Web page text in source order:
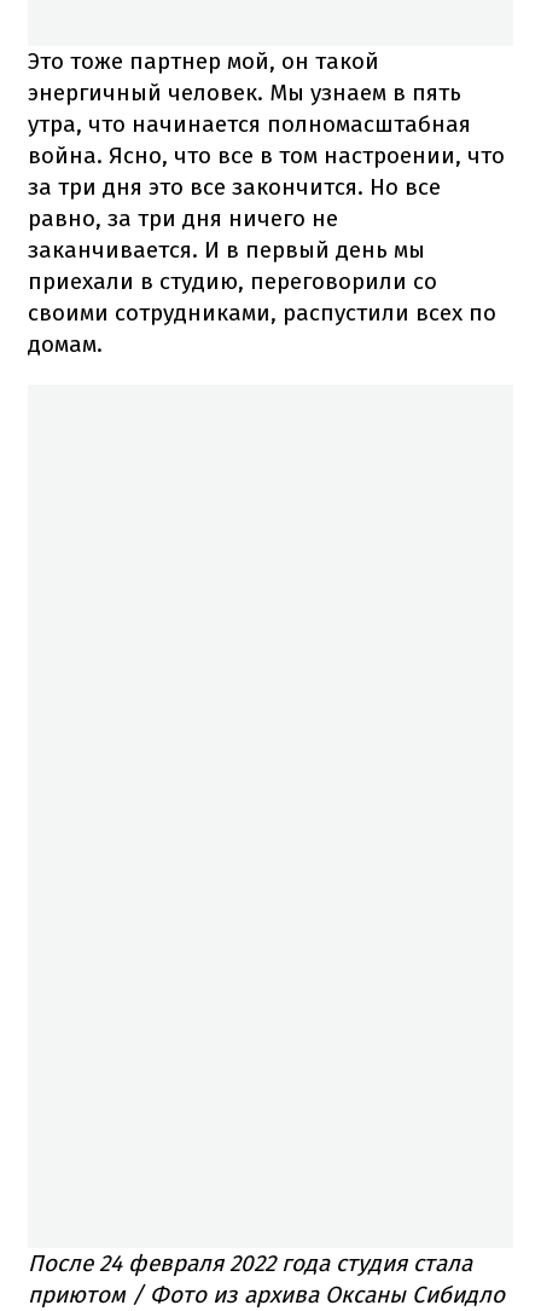
Это тоже партнер мой, он такой
энергичный человек. Мы узнаем в пять
утра, что начинается полномасштабная
война. Ясно, что все в том настроении, что
за три дня это все закончится. Но все
равно, за три дня ничего не
заканчивается. И в первый день мы
приехали в студию, переговорили со
своими сотрудниками, распустили всех по
домам.
После 24 февраля 2022 года студия стала
приютом / Фото из архива Оксаны Сибидло